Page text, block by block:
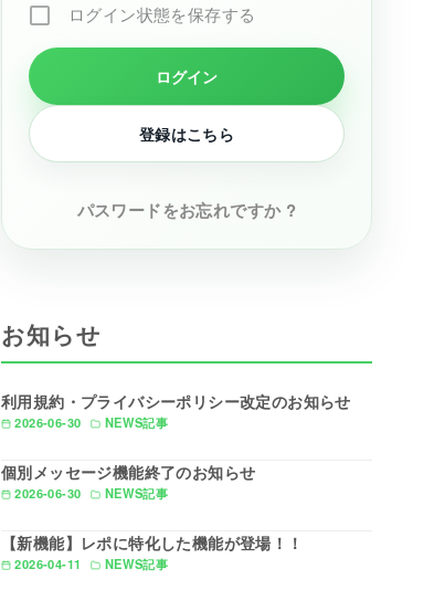
ログイン状態を保存する
登録はこちら
パスワードをお忘れですか ?
お知らせ
2026-06-30 NEWS記事
利用規約・プライバシーポリシー改定のお知らせ
2026-06-30 NEWS記事
個別メッセージ機能終了のお知らせ
2026-04-11 NEWS記事
【新機能】レポに特化した機能が登場！！